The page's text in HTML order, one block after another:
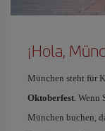
¡Hola,
München steht für
Oktoberfest. Wenn
München buchen,